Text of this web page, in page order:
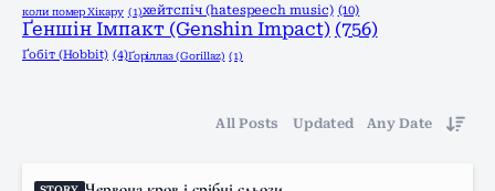
коли помер Хікару (1)хейтспіч (hatespeech music) (10)
Ґеншін Імпакт (Genshin Impact) (756)
Ґобіт (Hobbit) (4)Ґоріллаз (Gorillaz) (1)
All Posts Updated Any Date